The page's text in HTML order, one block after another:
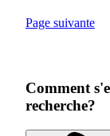
Page suivante
Comment
recherche?